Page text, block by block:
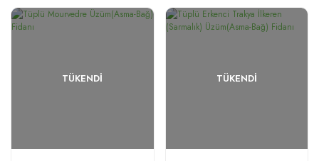
TÜKENDI TÜKENDI